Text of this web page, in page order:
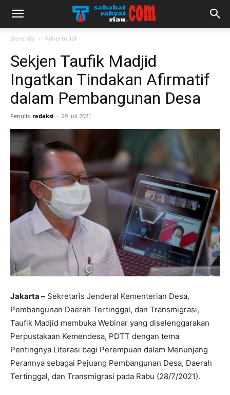
Beranda Advertorial
Sekjen Taufik Madjid
Ingatkan Tindakan Afirmatif
dalam Pembangunan Desa
Penulis redaksi - 29 Juli 2021
Jakarta – Sekretaris Jenderal Kementerian Desa,
Pembangunan Daerah Tertinggal, dan Transmigrasi,
Taufik Madjid membuka Webinar yang diselenggarakan
Perpustakaan Kemendesa, PDTT dengan tema
Pentingnya Literasi bagi Perempuan dalam Menunjang
Perannya sebagai Pejuang Pembangunan Desa, Daerah
Tertinggal, dan Transmigrasi pada Rabu (28/7/2021).